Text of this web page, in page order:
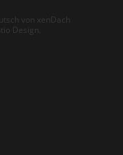
von xenDach
Design.